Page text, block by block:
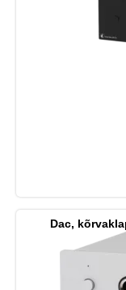
Dac,